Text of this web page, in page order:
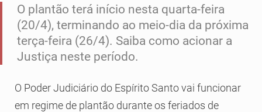
O plantão terá início nesta quarta-feira
(20/4), terminando ao meio-dia da próxima
terça-feira (26/4). Saiba como acionar a
Justiça neste período.
O Poder Judiciário do Espírito Santo vai funcionar
em regime de plantão durante os feriados de